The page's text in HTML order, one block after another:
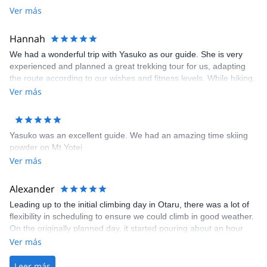
ice cream. I’d love to do this again.
Ver más
Hannah
We had a wonderful trip with Yasuko as our guide. She is very
experienced and planned a great trekking tour for us, adapting
the route according to our wishes and fitness levels. While hiking,
she explained a lot about flora and fauna and answered all our
huts and campsites, she even prepared breakfast and a delicious
meal every evening. Thank you, Yasu, for this wonderful
experience and the many things we've learned from you!
Ver más
Yasuko was an excellent guide. We had an amazing time skiing
powder on Mt Yotei
Ver más
Alexander
Leading up to the initial climbing day in Otaru, there was a lot of
flexibility in scheduling to ensure we could climb in good weather.
On the originally planned day, it started pouring about an hour
into the drive from Sapporo. Thankfully, our guide Yasuko quickly
perfect for climbing! The tour was amazing. We started with some
Ver más